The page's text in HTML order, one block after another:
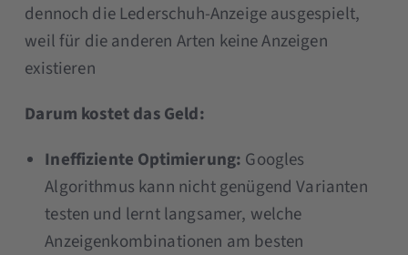
dennoch die Lederschuh-Anzeige ausgespielt,
weil für die anderen Arten keine Anzeigen
existieren
Darum kostet das Geld:
Ineffiziente Optimierung: Googles
Algorithmus kann nicht genügend Varianten
testen und lernt langsamer, welche
Anzeigenkombinationen am besten